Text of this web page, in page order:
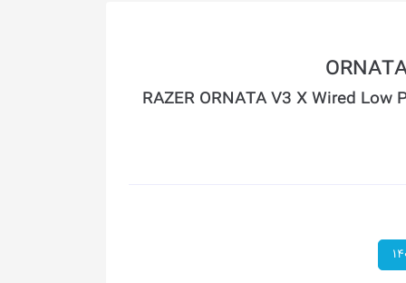
RAZER ORNATA V3 X Wired